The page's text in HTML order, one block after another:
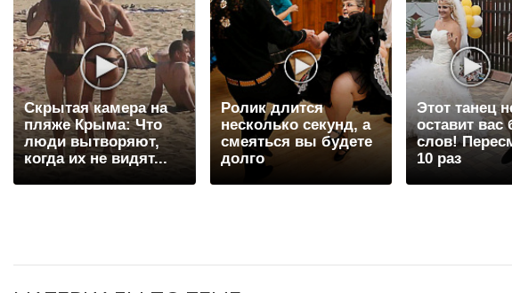
Скрытая камера на
пляже Крыма: Что
люди вытворяют,
когда их не видят...
Ролик длится
несколько секунд, а
смеяться вы будете
долго
Этот танец
оставит вас
слов!
10 раз